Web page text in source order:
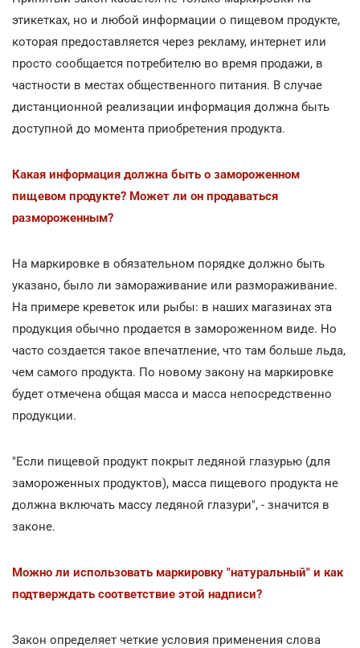
этикетках, но и любой информации о пищевом продукте,
которая предоставляется через рекламу, интернет или
просто сообщается потребителю во время продажи, в
частности в местах общественного питания. В случае
дистанционной реализации информация должна быть
доступной до момента приобретения продукта.
Какая информация должна быть о замороженном
пищевом продукте? Может ли он продаваться
размороженным?
На маркировке в обязательном порядке должно быть
указано, было ли замораживание или размораживание.
На примере креветок или рыбы: в наших магазинах эта
продукция обычно продается в замороженном виде. Но
часто создается такое впечатление, что там больше льда,
чем самого продукта. По новому закону на маркировке
будет отмечена общая масса и масса непосредственно
продукции.
"Если пищевой продукт покрыт ледяной глазурью (для
замороженных продуктов), масса пищевого продукта не
должна включать массу ледяной глазури", - значится в
законе.
Можно ли использовать маркировку "натуральный" и как
подтверждать соответствие этой надписи?
Закон определяет четкие условия применения слова